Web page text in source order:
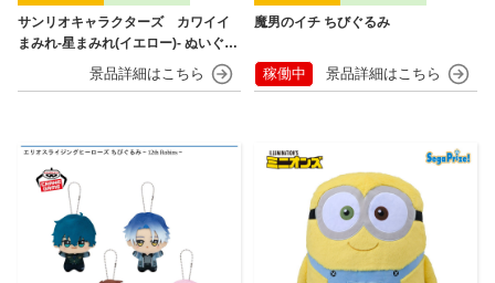
サンリオキャラクターズ カワイイ
まみれ-星まみれ(イエロー)- ぬいぐる
魔男のイチ ちびぐるみ
稼働中